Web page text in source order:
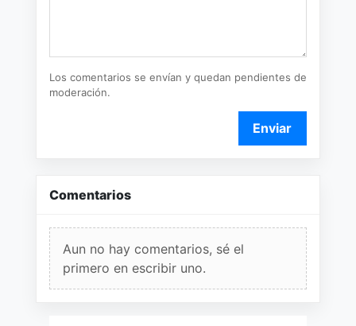
Los comentarios se envían y quedan pendientes de
moderación.
Enviar
Comentarios
Aun no hay comentarios, sé el
primero en escribir uno.